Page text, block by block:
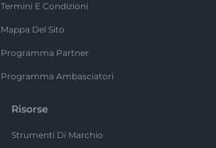
Termini E Condizioni
Mappa Del Sito
Programma Partner
Programma Ambasciatori
Risorse
Strumenti Di Marchio